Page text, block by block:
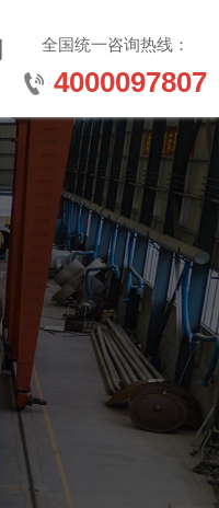
全国统一咨询热线：
 4000097807